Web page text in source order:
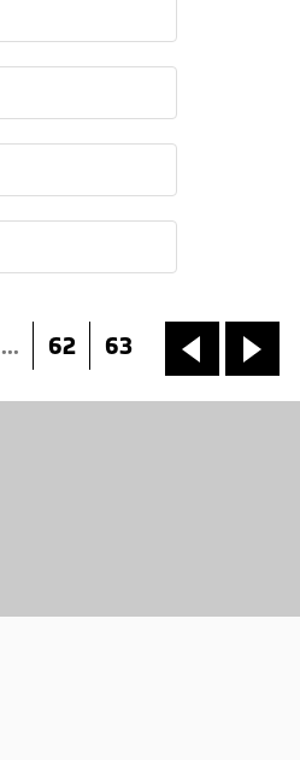
«
... 62 63 »